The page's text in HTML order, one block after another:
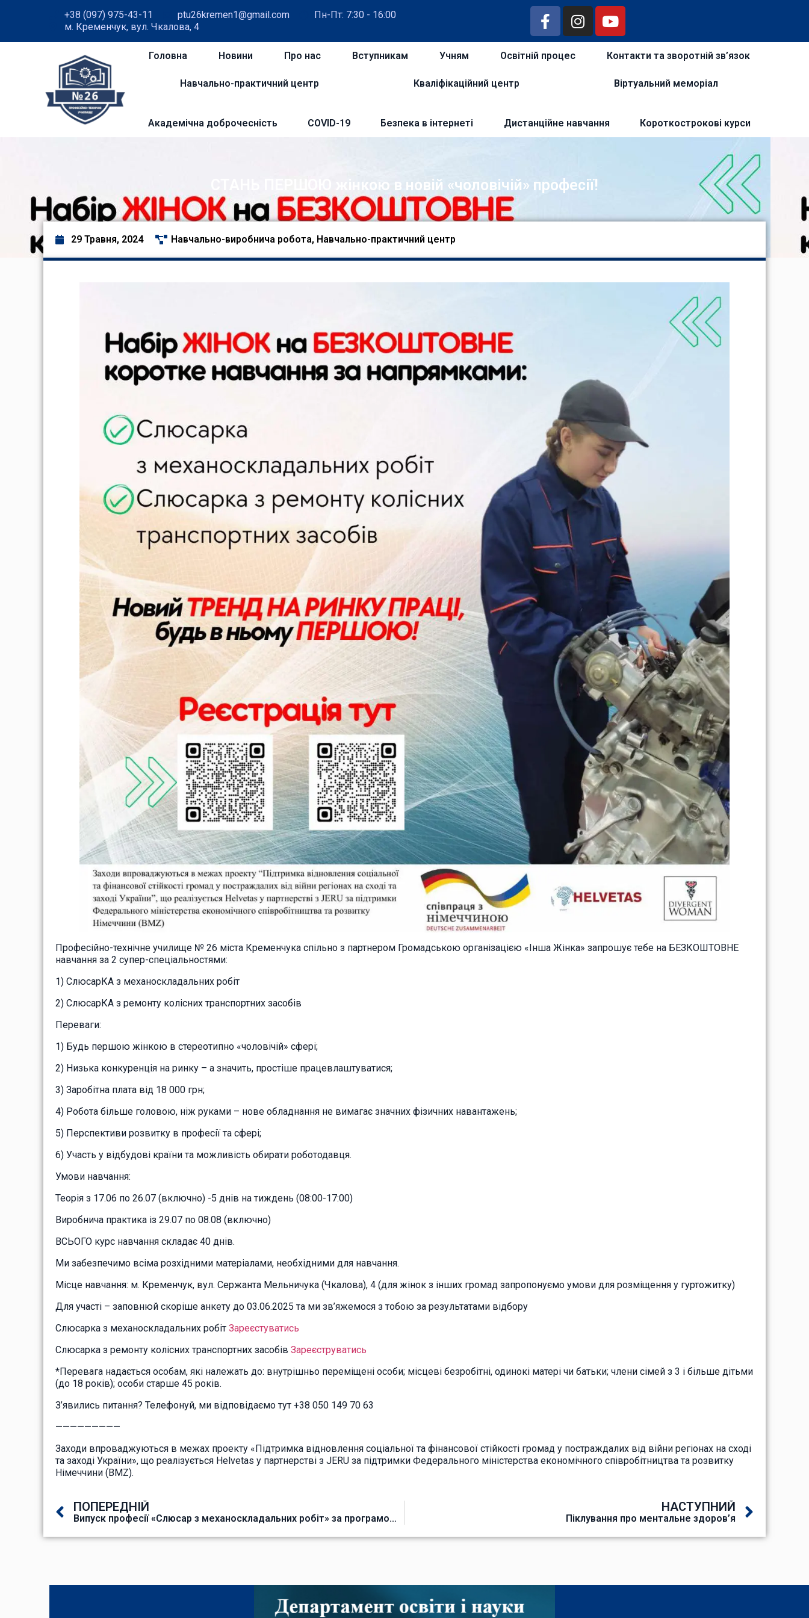
+38 (097) 975-43-11 ptu26kremen1@gmail.com
Пн-Пт: 7:30 - 16:00
м. Кременчук, вул. Чкалова, 4
Головна Новини Про нас Вступникам Учням Освітній процес Контакти та зворотній зв’язок
Навчально-практичний центр Кваліфікаційний центр Віртуальний меморіал
Академічна доброчесність COVID-19 Безпека в інтернеті Дистанційне навчання Короткострокові курси
СТАНЬ ПЕРШОЮ жінкою в новій «чоловічій» професії!
29 Травня, 2024 Навчально-виробнича робота, Навчально-практичний центр
Професійно-технічне училище № 26 міста Кременчука спільно з партнером Громадською організацією «Інша Жінка» запрошує тебе на БЕЗКОШТОВНЕ
навчання за 2 супер-спеціальностями:
1) СлюсарКА з механоскладальних робіт
2) СлюсарКА з ремонту колісних транспортних засобів
Переваги:
1) Будь першою жінкою в стереотипно «чоловічій» сфері;
2) Низька конкуренція на ринку – а значить, простіше працевлаштуватися;
3) Заробітна плата від 18 000 грн;
4) Робота більше головою, ніж руками – нове обладнання не вимагає значних фізичних навантажень;
5) Перспективи розвитку в професії та сфері;
6) Участь у відбудові країни та можливість обирати роботодавця.
Умови навчання:
Теорія з 17.06 по 26.07 (включно) -5 днів на тиждень (08:00-17:00)
Виробнича практика із 29.07 по 08.08 (включно)
ВСЬОГО курс навчання складає 40 днів.
Ми забезпечимо всіма розхідними матеріалами, необхідними для навчання.
Місце навчання: м. Кременчук, вул. Сержанта Мельничука (Чкалова), 4 (для жінок з інших громад запропонуємо умови для розміщення у гуртожитку)
Для участі – заповнюй скоріше анкету до 03.06.2025 та ми зв’яжемося з тобою за результатами відбору
Слюсарка з механоскладальних робіт Зареєстуватись
Слюсарка з ремонту колісних транспортних засобів Зареєструватись
*Перевага надається особам, які належать до: внутрішньо переміщені особи; місцеві безробітні, одинокі матері чи батьки; члени сімей з 3 і більше дітьми
(до 18 років); особи старше 45 років.
З’явились питання? Телефонуй, ми відповідаємо тут +38 050 149 70 63
—————————
Заходи впроваджуються в межах проекту «Підтримка відновлення соціальної та фінансової стійкості громад у постраждалих від війни регіонах на сході
та заході України», що реалізується Helvetas у партнерстві з JERU за підтримки Федерального міністерства економічного співробітництва та розвитку
Німеччини (BMZ).
ПОПЕРЕДНІЙ
Випуск професії «Слюсар з механоскладальних робіт» за програмою короткострокових курсів
НАСТУПНИЙ
Піклування про ментальне здоров’я